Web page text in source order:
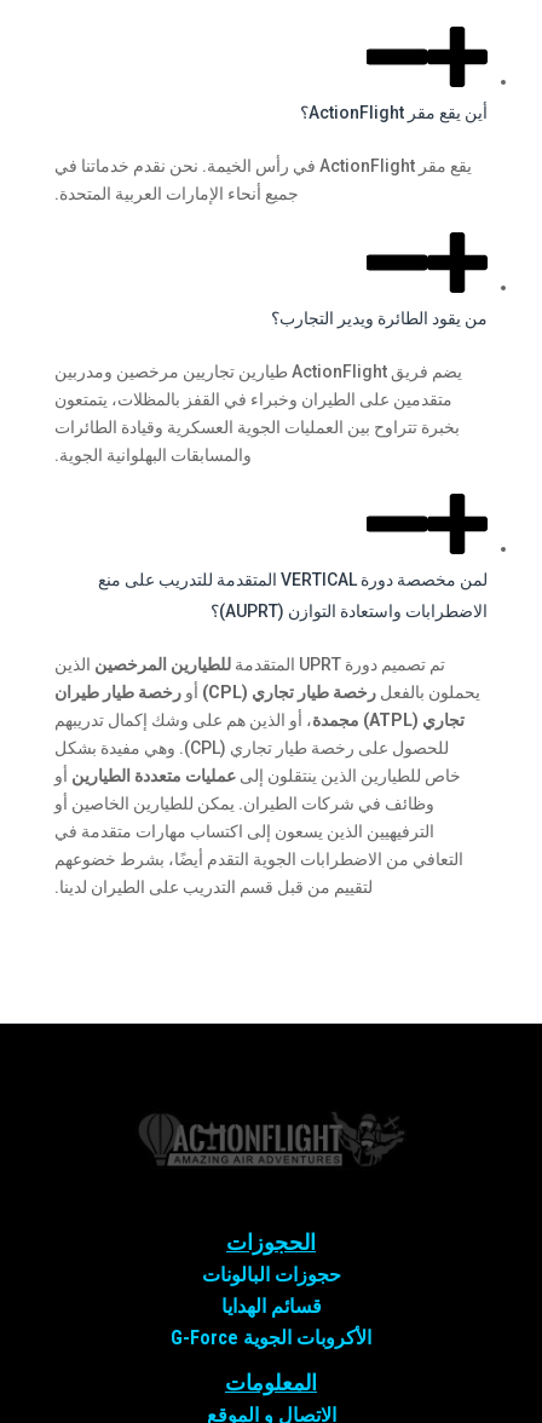
أين يقع مقر ActionFlight؟
يقع مقر ActionFlight في رأس الخيمة. نحن نقدم خدماتنا في
جميع أنحاء الإمارات العربية المتحدة.
من يقود الطائرة ويدير التجارب؟
يضم فريق ActionFlight طيارين تجاريين مرخصين ومدربين
متقدمين على الطيران وخبراء في القفز بالمظلات، يتمتعون
بخبرة تتراوح بين العمليات الجوية العسكرية وقيادة الطائرات
والمسابقات البهلوانية الجوية.
لمن مخصصة دورة VERTICAL المتقدمة للتدريب على منع
الاضطرابات واستعادة التوازن (AUPRT)؟
تم تصميم دورة UPRT المتقدمة للطيارين المرخصين الذين
يحملون بالفعلرخصة طيار تجاري (CPL) أورخصة طيار طيران
تجاري (ATPL) مجمدة
، أو الذين هم على وشك إكمال تدريبهم
للحصول على رخصة طيار تجاري (CPL). وهي مفيدة بشكل
خاص للطيارين الذين ينتقلون إلىعمليات متعددة الطيارين أو
وظائف في شركات الطيران. يمكن للطيارين الخاصين أو
الترفيهيين الذين يسعون إلى اكتساب مهارات متقدمة في
التعافي من الاضطرابات الجوية التقدم أيضًا، بشرط خضوعهم
لتقييم من قبل قسم التدريب على الطيران لدينا.
الحجوزات
حجوزات البالونات
قسائم الهدايا
الأكروبات الجوية G-Force
المعلومات
الاتصال والموقع